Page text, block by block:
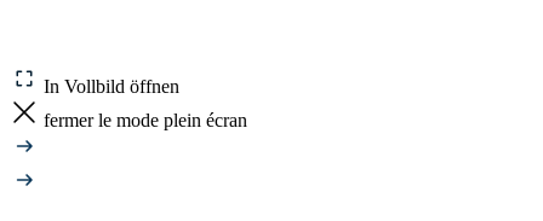
In Vollbild öffnen
fermer le mode plein écran